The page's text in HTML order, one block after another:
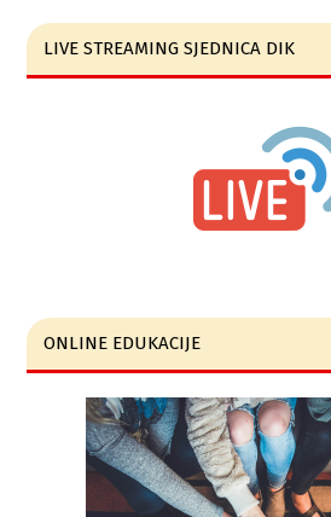
LIVE STREAMING SJEDNICA DIK
ONLINE EDUKACIJE